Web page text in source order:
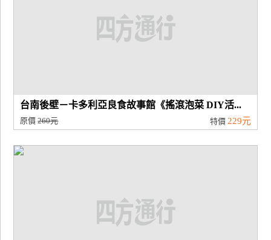
台南後壁－卡多利亞良食故事館《搖滾泡菜 DIY活...
原價260元 特價 229元